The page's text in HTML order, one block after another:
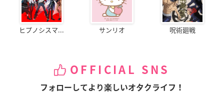
ヒプノシスマ... サンリオ 呪術廻戦
OFFICIAL SNS
フォローしてより楽しいオタクライフ！